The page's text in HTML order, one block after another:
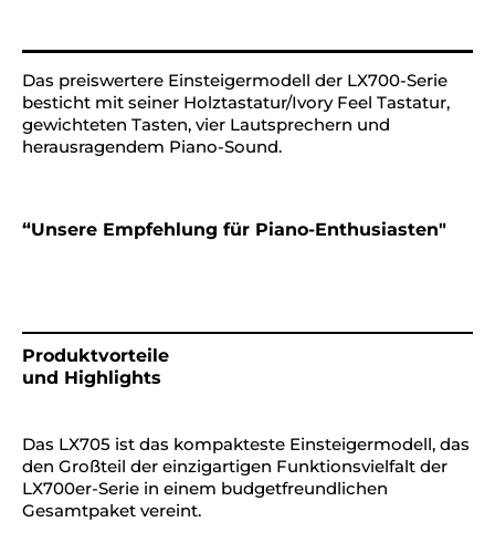
Das preiswertere Einsteigermodell der LX700-Serie
besticht mit seiner Holztastatur/Ivory Feel Tastatur,
gewichteten Tasten, vier Lautsprechern und
herausragendem Piano-Sound.
“Unsere Empfehlung für Piano-Enthusiasten"
Produktvorteile
und Highlights
Das LX705 ist das kompakteste Einsteigermodell, das
den Großteil der einzigartigen Funktionsvielfalt der
LX700er-Serie in einem budgetfreundlichen
Gesamtpaket vereint.